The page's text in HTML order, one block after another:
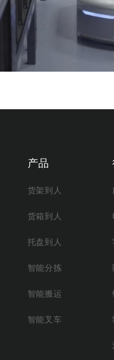
产品
货架到人
货箱到人
托盘到人
智能分拣
智能搬运
智能叉车